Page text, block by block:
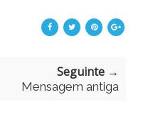
Seguinte →
Mensagem antiga